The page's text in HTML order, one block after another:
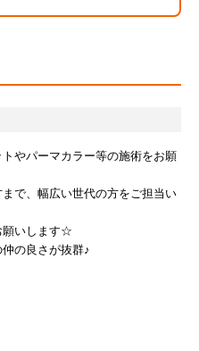
やパーマカラー等の施術をお願
で、幅広い世代の方をご担当い
願いします☆
の良さが抜群♪